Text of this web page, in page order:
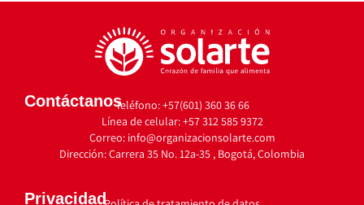
ContáctanosTeléfono: +57(601) 360 36 66
Línea de celular: +57 312 585 9372
Correo: info@organizacionsolarte.com
Dirección: Carrera 35 No. 12a-35 , Bogotá, Colombia
Privacidad